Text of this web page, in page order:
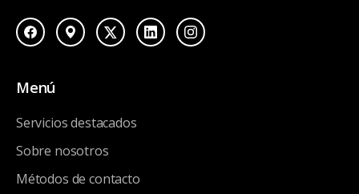
Menú
Servicios destacados
Sobre nosotros
Métodos de contacto